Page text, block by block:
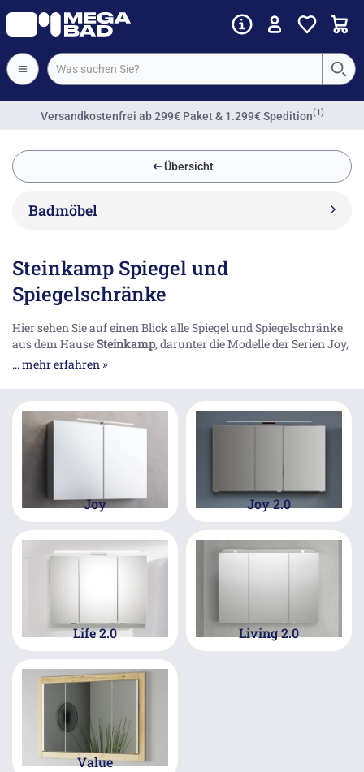
Versandkostenfrei ab 299€ Paket & 1.299€ Spedition(1)
Übersicht
Badmöbel
Steinkamp Spiegel und
Spiegelschränke
Hier sehen Sie auf einen Blick alle Spiegel und Spiegelschränke
aus dem HauseSteinkamp, darunter die Modelle der Serien Joy,
Joy 2.0, Life 2.0, Living 2.0 und Value in all ihren verschiedenen
... mehr erfahren »
Joy Joy 2.0
Life 2.0 Living 2.0
Value